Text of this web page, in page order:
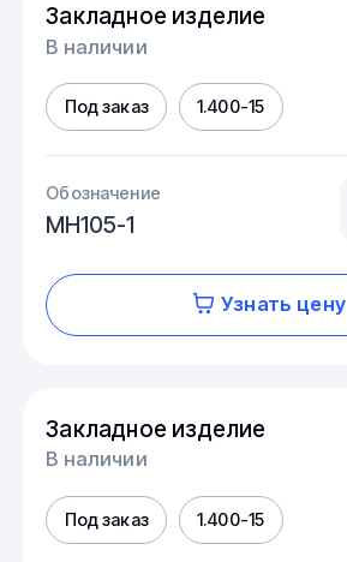
Закладное изделие
В наличии
Под заказ 1.400-15
Обозначение
МН105-1
Узнать цену
Закладное изделие
В наличии
Под заказ 1.400-15